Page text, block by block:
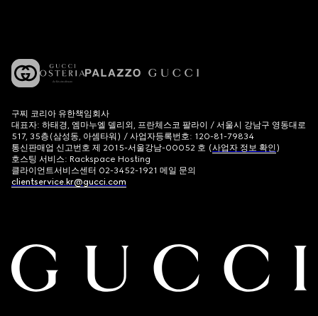
구찌 코리아 유한책임회사
대표자: 하태경, 엠마누엘 델리외, 프란체스코 팔라이 / 서울시 강남구 영동대로
517, 35층(삼성동, 아셈타워) / 사업자등록번호: 120-81-79834
통신판매업 신고번호 제 2015-서울강남-00052 호 (사업자 정보 확인)
호스팅 서비스: Rackspace Hosting
클라이언트서비스센터 02-3452-1921 메일 문의
clientservice.kr@gucci.com